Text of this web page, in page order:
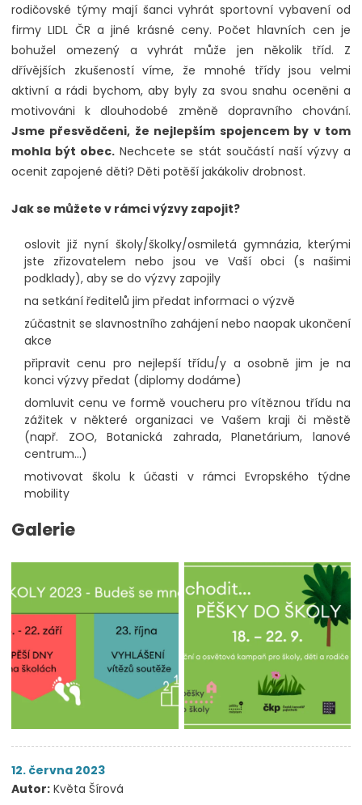
rodičovské týmy mají šanci vyhrát sportovní vybavení od
firmy LIDL ČR a jiné krásné ceny. Počet hlavních cen je
bohužel omezený a vyhrát může jen několik tříd. Z
dřívějších zkušeností víme, že mnohé třídy jsou velmi
aktivní a rádi bychom, aby byly za svou snahu oceněni a
motivováni k dlouhodobé změně dopravního chování.
Jsme přesvědčeni, že nejlepším spojencem by v tom
mohla být obec. Nechcete se stát součástí naší výzvy a
ocenit zapojené děti? Děti potěší jakákoliv drobnost.
Jak se můžete v rámci výzvy zapojit?
oslovit již nyní školy/školky/osmiletá gymnázia, kterými
jste zřizovatelem nebo jsou ve Vaší obci (s našimi
podklady), aby se do výzvy zapojily
na setkání ředitelů jim předat informaci o výzvě
zúčastnit se slavnostního zahájení nebo naopak ukončení
akce
připravit cenu pro nejlepší třídu/y a osobně jim je na
konci výzvy předat (diplomy dodáme)
domluvit cenu ve formě voucheru pro vítěznou třídu na
zážitek v některé organizaci ve Vašem kraji či městě
(např. ZOO, Botanická zahrada, Planetárium, lanové
centrum...)
motivovat školu k účasti v rámci Evropského týdne
mobility
Galerie
12. června 2023
Autor: Květa Šírová